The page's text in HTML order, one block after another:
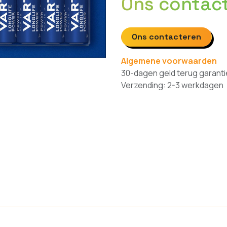
Ons contacteren
Algemene voorwaarden
30-dagen geld terug
Verzending: 2-3 werkdagen